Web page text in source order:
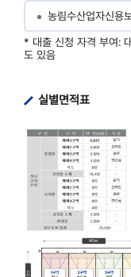
농림수산업자신용
* 대출 신청 자격 부여:
도 있음
실별면적표